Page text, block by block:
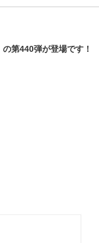
第440弾が登場です！